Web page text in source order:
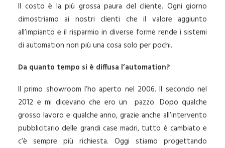
Il costo è la più grossa paura del cliente. Ogni giorno
dimostriamo ai nostri clienti che il valore aggiunto
all’impianto e il risparmio in diverse forme rende i sistemi
di automation non più una cosa solo per pochi.
Da quanto tempo si è diffusa l’automation?
Il primo showroom l’ho aperto nel 2006. Il secondo nel
2012 e mi dicevano che ero un pazzo. Dopo qualche
grosso lavoro e qualche anno, grazie anche all’intervento
pubblicitario delle grandi case madri, tutto è cambiato e
c’è sempre più richiesta. Oggi stiamo progettando